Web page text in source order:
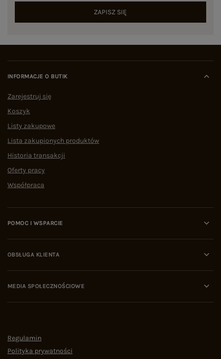
ZAPISZ SIĘ
INFORMACJE O BUTIK
Zarejestruj się
Koszyk
Listy zakupowe
Lista zakupionych produktów
Historia transakcji
Oferty pracy
Współpraca
POMOC I WSPARCIE
OBSŁUGA KLIENTA
MEDIA SPOŁECZNOŚCIOWE
Regulamin
Polityka prywatności